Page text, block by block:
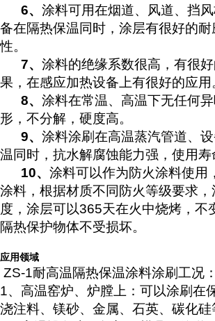
6、 涂料可用在烟道、风道、挡
备在隔热保温同时，涂层有很好的
性。
7、 涂料的绝缘系数很高，有很
果，在感应加热设备上有很好的应用
8、 涂料在常温、高温下无任何
形，不分解，硬度高。
9、 涂料涂刷在高温蒸汽管道、
温同时，抗水解腐蚀能力强，使用寿
10、 涂料可以作为防火涂料使用
涂料，根据材质不同防火等级要求
度，涂层可以365天在火中烧烤，不
隔热保护物体不受损坏。
应用领域
ZS-1耐高温隔热保温涂料涂刷工况：
1、高温窑炉、炉膛上：可以涂刷在
浇注料、镁砂、金属、石英、碳化硅